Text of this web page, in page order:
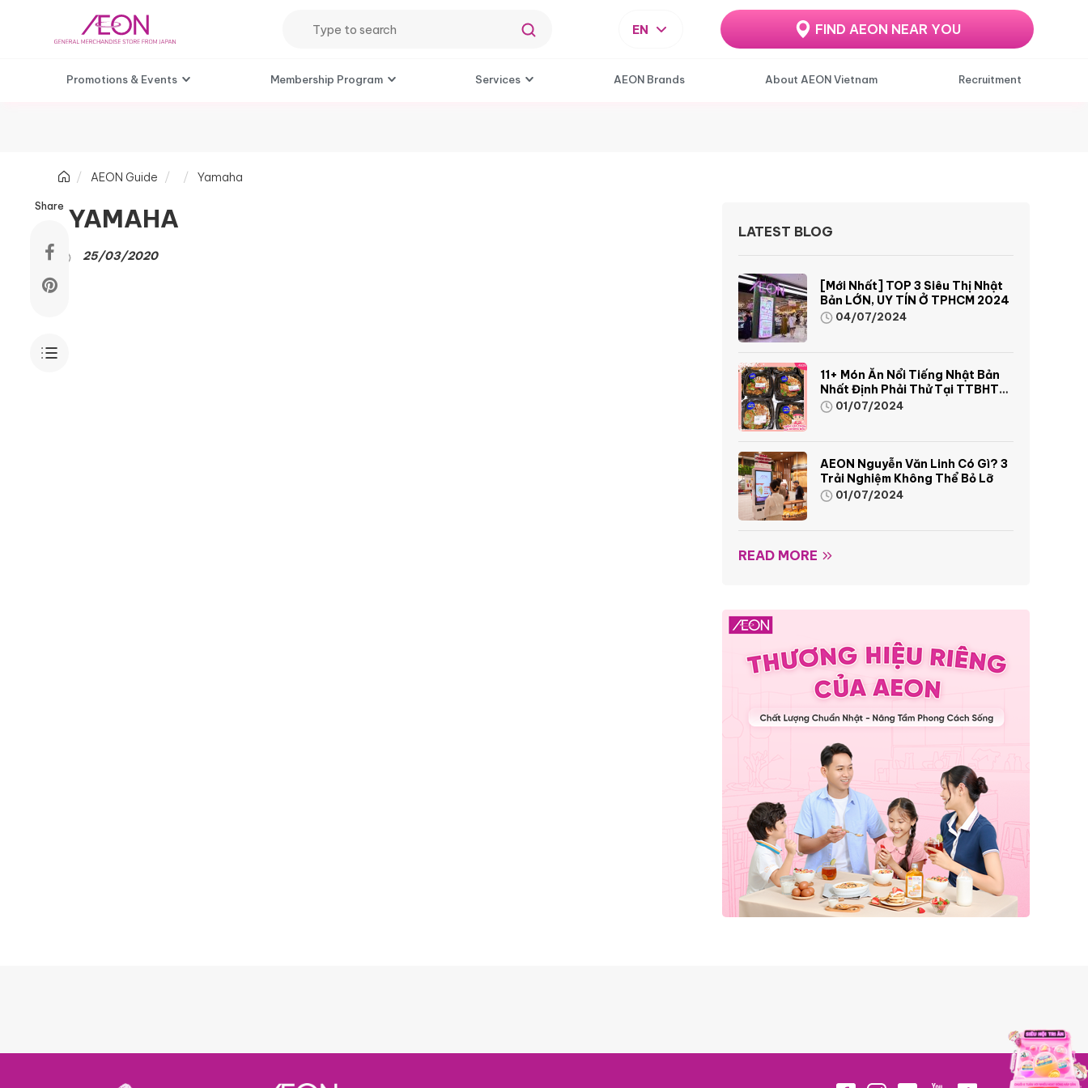
EN FIND AEON NEAR YOU
Promotions & Events Membership Program Services AEON Brands About AEON Vietnam Recruitment
AEON Guide Yamaha
Share YAMAHA
25/03/2020
LATEST BLOG
[Mới Nhất] TOP 3 Siêu Thị Nhật
Bản LỚN, UY TÍN Ở TPHCM 2024
04/07/2024
11+ Món Ăn Nổi Tiếng Nhật Bản
Nhất Định Phải Thử Tại TTBHTH
& Siêu Thị AEON
01/07/2024
AEON Nguyễn Văn Linh Có Gì? 3
Trải Nghiệm Không Thể Bỏ Lỡ
01/07/2024
READ MORE